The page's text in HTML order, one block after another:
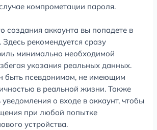
компрометации пароля.
создания аккаунта вы попадете в
рекомендуется сразу
минимально необходимой
указания реальных данных.
быть псевдонимом, не имеющим
в реальной жизни. Также
уведомления о входе в аккаунт, чтобы
при любой попытке
устройства.